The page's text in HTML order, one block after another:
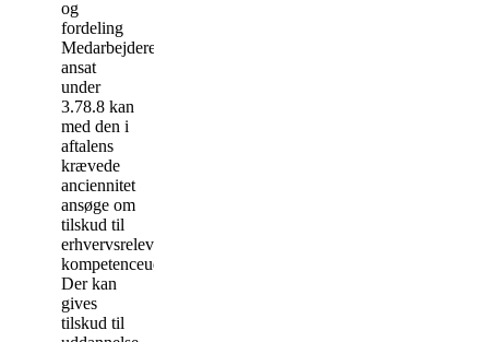
og
fordeling
Medarbejdere
ansat
under
3.78.8 kan
med den i
aftalens
krævede
anciennitet
ansøge om
tilskud til
erhvervsrelevant
kompetenceudvikling.
Der kan
gives
tilskud til